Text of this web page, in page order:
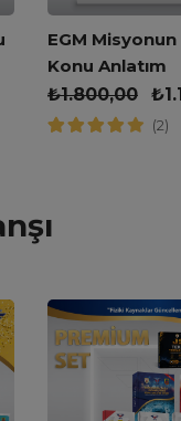
EGM
Konu Anlatım
₺1.800,00 ₺
(2)